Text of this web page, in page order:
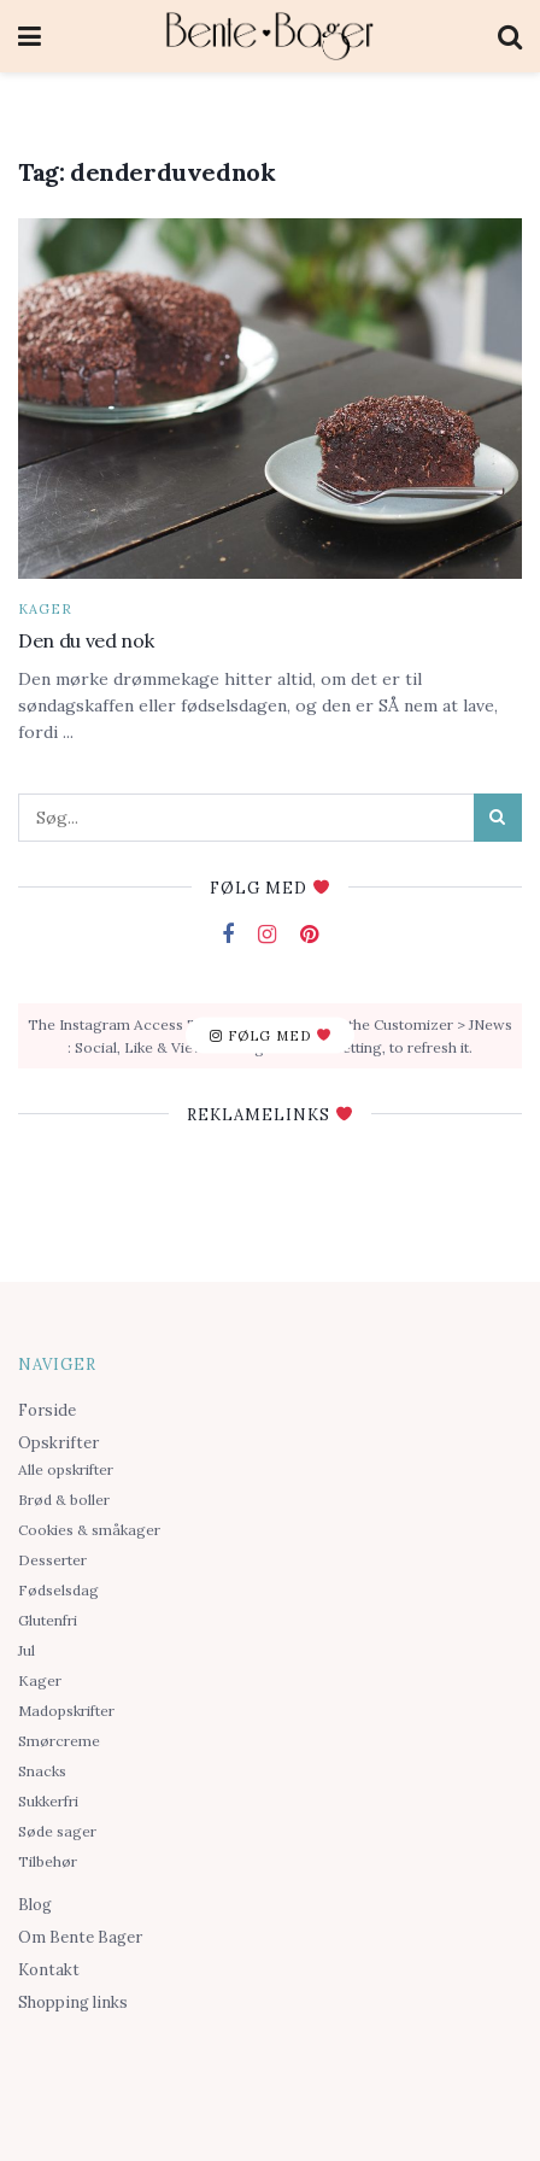
Tag: denderduvednok
KAGER
Den du ved nok
Den mørke drømmekage hitter altid, om det er til
søndagskaffen eller fødselsdagen, og den er SÅ nem at lave,
fordi ...
FØLG MED
FØLG MED
The Instagram Access Token is expired, Go to the Customizer > JNews
: Social, Like & View > Instagram Feed Setting, to refresh it.
REKLAMELINKS
NAVIGER
Forside
Opskrifter
Alle opskrifter
Brød & boller
Cookies & småkager
Desserter
Fødselsdag
Glutenfri
Jul
Kager
Madopskrifter
Smørcreme
Snacks
Sukkerfri
Søde sager
Tilbehør
Blog
Om Bente Bager
Kontakt
Shopping links